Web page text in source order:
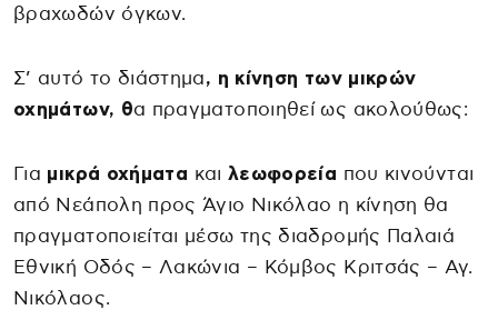
βραχωδών όγκων.
Σ’ αυτό το διάστημα, η κίνηση των μικρών
οχημάτων, θα πραγματοποιηθεί ως ακολούθως:
Για μικρά οχήματα και λεωφορεία που κινούνται
από Νεάπολη προς Άγιο Νικόλαο η κίνηση θα
πραγματοποιείται μέσω της διαδρομής Παλαιά
Εθνική Οδός – Λακώνια – Κόμβος Κριτσάς – Αγ.
Νικόλαος.